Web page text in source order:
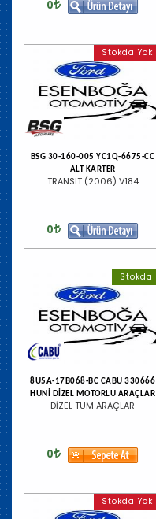
0
Stokda Yok
BSG 30-160-005 YC1Q-6675-CC
ALT KARTER
TRANSIT (2006) V184
0
Stokda
8U5A-17B068-BC CABU 330666
HUNİ DİZEL MOTORLU ARAÇLAR
DİZEL TÜM ARAÇLAR
0
Stokda Yok